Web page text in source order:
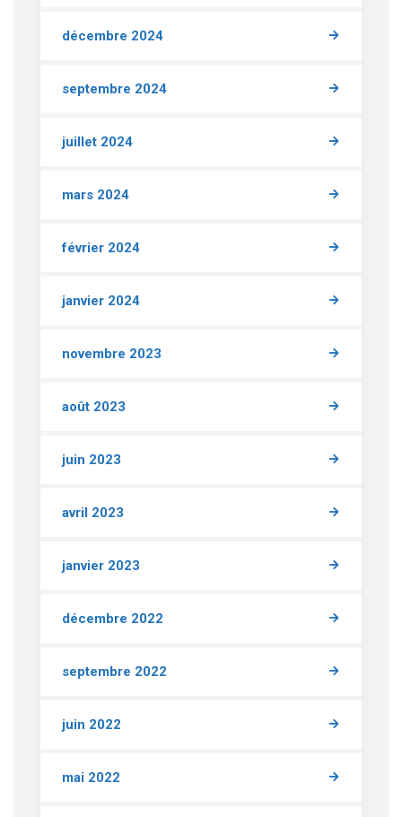
décembre 2024
septembre 2024
juillet 2024
mars 2024
février 2024
janvier 2024
novembre 2023
août 2023
juin 2023
avril 2023
janvier 2023
décembre 2022
septembre 2022
juin 2022
mai 2022